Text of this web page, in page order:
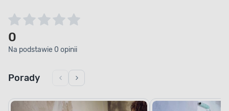
0
Na podstawie 0 opinii
Porady